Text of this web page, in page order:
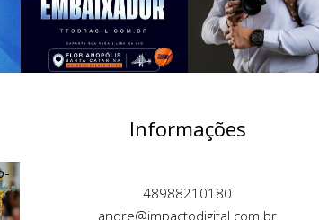
Informações
48988210180
andre@impactodigital.com.br